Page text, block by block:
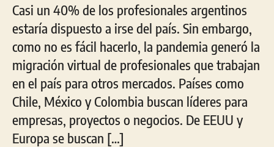
Casi un 40% de los profesionales argentinos
estaría dispuesto a irse del país. Sin embargo,
como no es fácil hacerlo, la pandemia generó la
migración virtual de profesionales que trabajan
en el país para otros mercados. Países como
Chile, México y Colombia buscan líderes para
empresas, proyectos o negocios. De EEUU y
Europa se buscan […]